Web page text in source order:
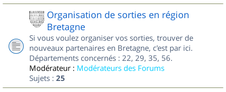
Organisation de sorties en région
Bretagne
Si vous voulez organiser vos sorties, trouver de
nouveaux partenaires en Bretagne, c'est par ici.
Départements concernés : 22, 29, 35, 56.
Modérateur : Modérateurs des Forums
Sujets : 25